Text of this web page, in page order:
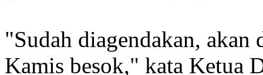
"Sudah diagendakan, akan
Kamis besok," kata Ketua